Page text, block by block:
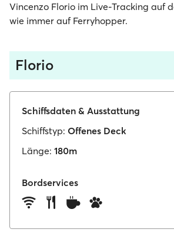
Vincenzo Florio im Live-Tracking auf
wie immer auf Ferryhopper.
Florio
Schiffsdaten & Ausstattung
Schiffstyp: Offenes Deck
Länge: 180m
Bordservices